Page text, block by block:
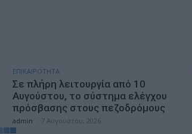
ΕΠΙΚΑΙΡΟΤΗΤΑ
Σε πλήρη λειτουργία από 10
Αυγούστου, το σύστημα ελέγχου
πρόσβασης στους πεζοδρόμους
admin 7 Αυγούστου, 2026